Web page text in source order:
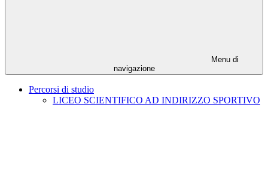
Menu di
navigazione
Percorsi di studio
LICEO SCIENTIFICO AD INDIRIZZO SPORTIVO